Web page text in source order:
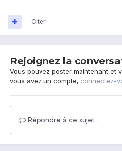
Citer
Rejoignez la
Vous pouvez poster maintenant et
vous avez un compte, connectez-
Répondre à ce sujet…